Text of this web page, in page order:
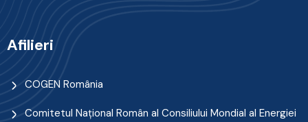
Afilieri
COGEN România
Comitetul Naţional Român al Consiliului Mondial al Energiei